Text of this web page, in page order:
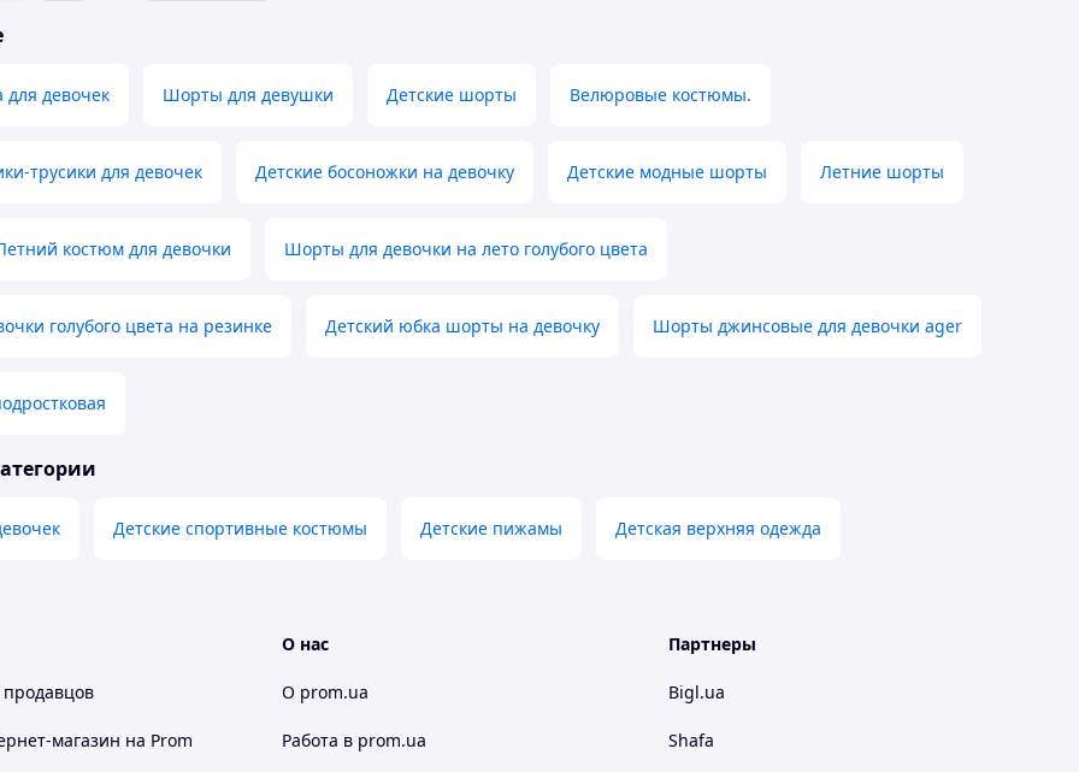
девочек Шорты для девушки Детские шорты Велюровые костюмы.
трусики для девочек Детские босоножки на девочку Детские модные шорты Летние шорты
костюм для девочки Шорты для девочки на лето голубого цвета
голубого цвета на резинке Детский юбка шорты на девочку Шорты джинсовые для девочки ager
Детские спортивные костюмы Детские пижамы Детская верхняя одежда
магазин на Prom
О нас
О prom.ua
Работа в prom.ua
Партнеры
Bigl.ua
Shafa